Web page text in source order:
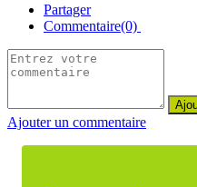
Partager
Commentaire(0)
Ajouter un commentaire